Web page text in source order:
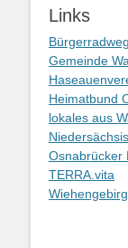
Links
Gemeinde
Heimatbund
lokales aus
Osnabrücker
TERRA.vita